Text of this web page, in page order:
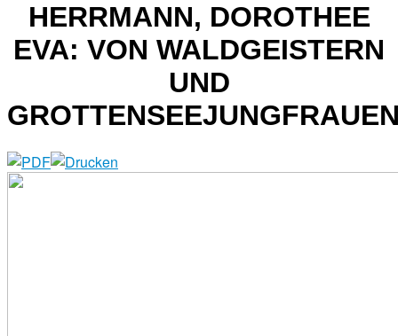
HERRMANN, DOROTHEE
EVA: VON WALDGEISTERN
UND